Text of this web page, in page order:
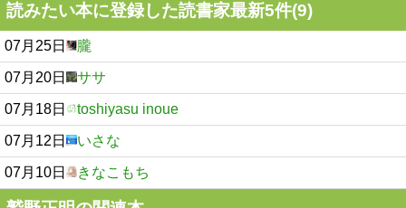
読みたい本に登録した読書家最新5件(9)
07月25日 朧
07月20日 ササ
07月18日 toshiyasu inoue
07月12日 いさな
07月10日 きなこもち